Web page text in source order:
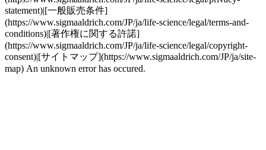
statement)|[一般販売条件]
(https://www.sigmaaldrich.com/JP/ja/life-science/legal/terms-and-
conditions)|[著作権に関する許諾]
(https://www.sigmaaldrich.com/JP/ja/life-science/legal/copyright-
consent)|[サイトマップ](https://www.sigmaaldrich.com/JP/ja/site-
map) An unknown error has occured.